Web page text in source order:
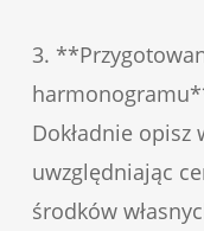
3.
Dokładnie opisz
uwzględniając
środków